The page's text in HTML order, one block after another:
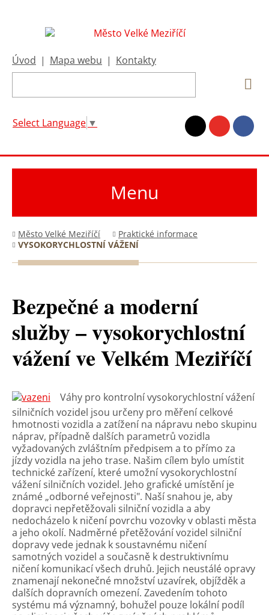
Úvod | Mapa webu | Kontakty
Select Language ▼
Menu
Město Velké Meziříčí
Praktické informace
VYSOKORYCHLOSTNÍ VÁŽENÍ
Bezpečné a moderní
služby – vysokorychlostní
vážení ve Velkém Meziříčí
Váhy pro kontrolní vysokorychlostní vážení
silničních vozidel jsou určeny pro měření celkové
hmotnosti vozidla a zatížení na nápravu nebo skupinu
náprav, případně dalších parametrů vozidla
vyžadovaných zvláštním předpisem a to přímo za
jízdy vozidla na jeho trase. Našim cílem bylo umístit
technické zařízení, které umožní vysokorychlostní
vážení silničních vozidel. Jeho grafické umístění je
známé „odborné veřejnosti". Naší snahou je, aby
dopravci nepřetěžovali silniční vozidla a aby
nedocházelo k ničení povrchu vozovky v oblasti města
a jeho okolí. Nadměrné přetěžování vozidel silniční
dopravy vede jednak k soustavnému ničení
samotných vozidel a současně k destruktivnímu
ničení komunikací všech druhů. Jejich neustálé opravy
znamenají nekonečné množství uzavírek, objížděk a
dalších dopravních omezení. Zavedením tohoto
systému má významný, bohužel pouze lokální podíl